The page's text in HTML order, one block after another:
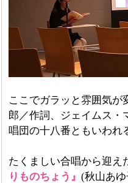
ここでガラッと雰囲気が
郎／作詞、ジェイムス・
唱団の十八番ともいわれ
たくましい合唱から迎え
りものちょう』 (秋山あ